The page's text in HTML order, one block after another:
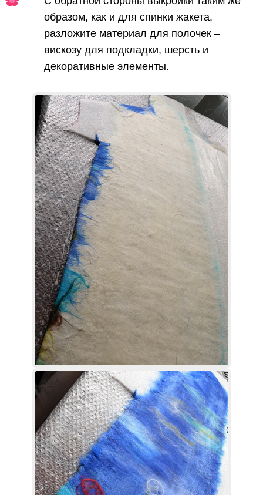
образом, как и для спинки жакета,
разложите материал для полочек –
вискозу для подкладки, шерсть и
декоративные элементы.